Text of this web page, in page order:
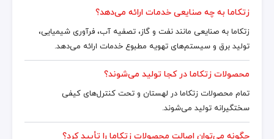
زتکاما به چه صنایعی خدمات ارائه می‌دهد؟
زتکاما به صنایعی مانند نفت و گاز، تصفیه آب، فرآوری شیمیایی،
تولید برق و سیستم‌های تهویه مطبوع خدمات ارائه می‌دهد.
محصولات زتکاما در کجا تولید می‌شوند؟
تمام محصولات زتکاما در لهستان و تحت کنترل‌های کیفی
سختگیرانه تولید می‌شوند.
چگونه می‌توان اصالت محصولات زتکاما را تأیید کرد؟